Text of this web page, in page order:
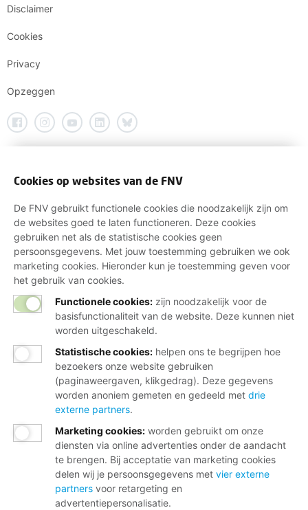
Disclaimer
Cookies
Privacy
Opzeggen
Cookies op websites van de FNV
De FNV gebruikt functionele cookies die noodzakelijk zijn om
de websites goed te laten functioneren. Deze cookies
gebruiken net als de statistische cookies geen
persoonsgegevens. Met jouw toestemming gebruiken we ook
marketing cookies. Hieronder kun je toestemming geven voor
het gebruik van cookies.
Functionele cookies: zijn noodzakelijk voor de
basisfunctionaliteit van de website. Deze kunnen niet
worden uitgeschakeld.
Statistische cookies: helpen ons te begrijpen hoe
bezoekers onze website gebruiken
(paginaweergaven, klikgedrag). Deze gegevens
worden anoniem gemeten en gedeeld met drie
externe partners.
Marketing cookies: worden gebruikt om onze
diensten via online advertenties onder de aandacht
te brengen. Bij acceptatie van marketing cookies
delen wij je persoonsgegevens met vier externe
partners voor retargeting en
advertentiepersonalisatie.